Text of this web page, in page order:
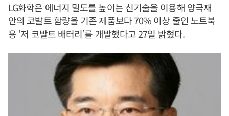
LG화학은 에너지 밀도를 높이는 신기술을 이용해 양극재
안의 코발트 함량을 기존 제품보다 70% 이상 줄인 노트북
용 ‘저 코발트 배터리’를 개발했다고 27일 밝혔다.